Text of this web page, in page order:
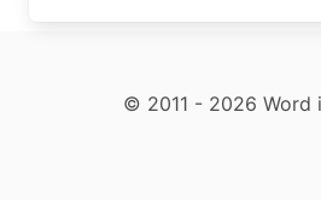
© 2011 - 2026 Word